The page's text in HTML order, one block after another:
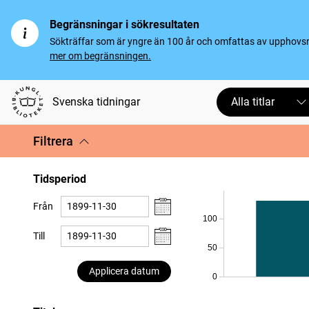
Begränsningar i sökresultaten
Sökträffar som är yngre än 100 år och omfattas av
mer om begränsningen.
Svenska tidningar Alla titlar
Filtrera
Tidsperiod
Från
Till
Applicera datum
0
50
100